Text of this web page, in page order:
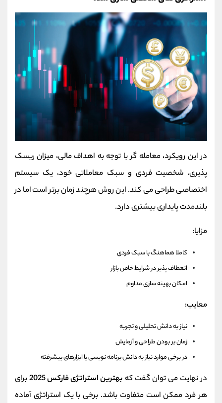
در این رویکرد، معامله‌ گر با توجه به اهداف مالی، میزان ریسک‌
پذیری، شخصیت فردی و سبک معاملاتی خود، یک سیستم
اختصاصی طراحی می‌ کند. این روش هرچند زمان‌ برتر است اما در
بلندمدت پایداری بیشتری دارد.
مزایا:
کاملا هماهنگ با سبک فردی
انعطاف‌ پذیر در شرایط خاص بازار
امکان بهینه‌ سازی مداوم
معایب:
نیاز به دانش تحلیلی و تجربه
زمان‌ بر بودن طراحی و آزمایش
در برخی موارد نیاز به دانش برنامه‌ نویسی یا ابزارهای پیشرفته
در نهایت می‌ توان گفت که بهترین استراتژی فارکس 2025
برای
هر فرد ممکن است متفاوت باشد. برخی با یک استراتژی آماده